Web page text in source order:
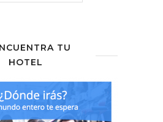
TU
HOTEL